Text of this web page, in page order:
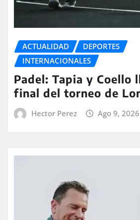
ACTUALIDAD
DEPORTES
INTERNACIONALES
Padel: Tapia y Coello
final del torneo de
Hector Perez Ago 9, 2026